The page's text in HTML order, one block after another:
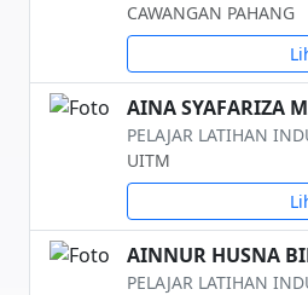
CAWANGAN PAHANG
AINA SYAFARIZA
PELAJAR LATIHAN
UITM
AINNUR HUSNA
PELAJAR LATIHAN